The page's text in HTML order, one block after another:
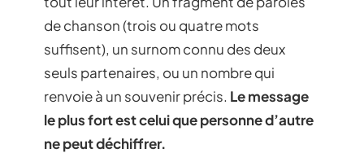
de chanson (trois ou quatre mots
suffisent), un surnom connu des deux
seuls partenaires, ou un nombre qui
renvoie à un souvenir précis. Le message
le plus fort est celui que personne d’autre
ne peut déchiffrer.